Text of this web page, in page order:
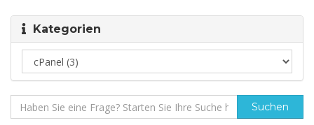
Kategorien